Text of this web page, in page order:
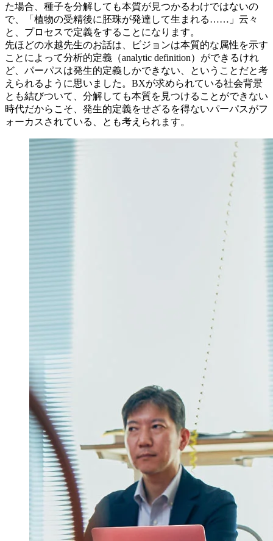
た場合、種子を分解しても本質が見つかるわけではないの
で、「植物の受精後に胚珠が発達して生まれる……」云々
と、プロセスで定義をすることになります。
先ほどの水越先生のお話は、ビジョンは本質的な属性を示す
ことによって分析的定義（analytic definition）ができるけれ
ど、パーパスは発生的定義しかできない、ということだと考
えられるように思いました。BXが求められている社会背景
とも結びついて、分解しても本質を見つけることができない
時代だからこそ、発生的定義をせざるを得ないパーパスがフ
ォーカスされている、とも考えられます。